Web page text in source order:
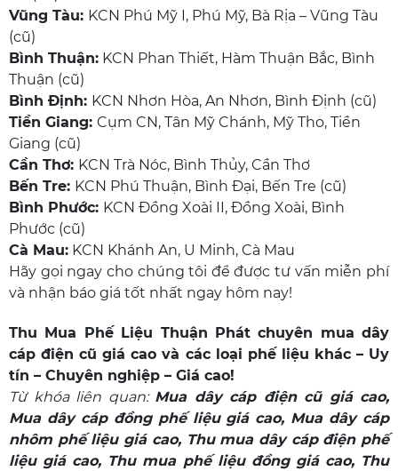
Vũng Tàu: KCN Phú Mỹ I, Phú Mỹ, Bà Rịa – Vũng Tàu
(cũ)
Bình Thuận: KCN Phan Thiết, Hàm Thuận Bắc, Bình
Thuận (cũ)
Bình Định: KCN Nhơn Hòa, An Nhơn, Bình Định (cũ)
Tiền Giang: Cụm CN, Tân Mỹ Chánh, Mỹ Tho, Tiền
Giang (cũ)
Cần Thơ: KCN Trà Nóc, Bình Thủy, Cần Thơ
Bến Tre: KCN Phú Thuận, Bình Đại, Bến Tre (cũ)
Bình Phước: KCN Đồng Xoài II, Đồng Xoài, Bình
Phước (cũ)
Cà Mau: KCN Khánh An, U Minh, Cà Mau
Hãy gọi ngay cho chúng tôi để được tư vấn miễn phí
và nhận báo giá tốt nhất ngay hôm nay!
Thu Mua Phế Liệu Thuận Phátchuyên mua dây
cáp điện cũ giá cao và các loại phế liệu khác – Uy
tín – Chuyên nghiệp – Giá cao!
Từ khóa liên quan: Mua dây cáp điện cũ giá cao,
Mua dây cáp đồng phế liệu giá cao, Mua dây cáp
nhôm phế liệu giá cao, Thu mua dây cáp điện phế
liệu giá cao, Thu mua phế liệu đồng giá cao, Thu